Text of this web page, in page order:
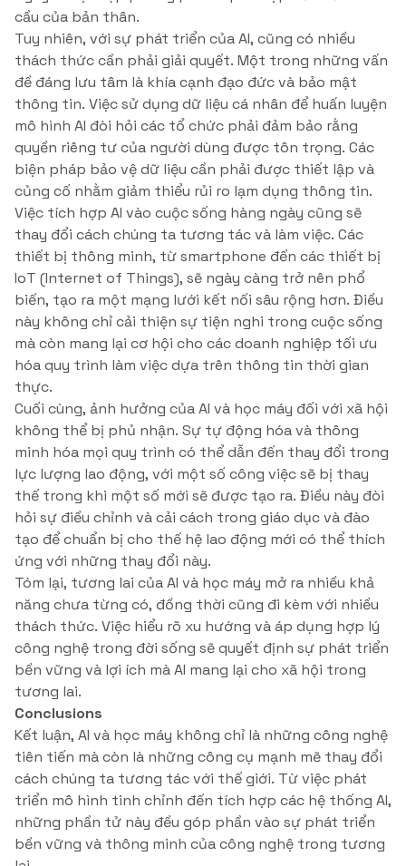
cầu của bản thân.
Tuy nhiên, với sự phát triển của AI, cũng có nhiều
thách thức cần phải giải quyết. Một trong những vấn
đề đáng lưu tâm là khía cạnh đạo đức và bảo mật
thông tin. Việc sử dụng dữ liệu cá nhân để huấn luyện
mô hình AI đòi hỏi các tổ chức phải đảm bảo rằng
quyền riêng tư của người dùng được tôn trọng. Các
biện pháp bảo vệ dữ liệu cần phải được thiết lập và
củng cố nhằm giảm thiểu rủi ro lạm dụng thông tin.
Việc tích hợp AI vào cuộc sống hàng ngày cũng sẽ
thay đổi cách chúng ta tương tác và làm việc. Các
thiết bị thông minh, từ smartphone đến các thiết bị
IoT (Internet of Things), sẽ ngày càng trở nên phổ
biến, tạo ra một mạng lưới kết nối sâu rộng hơn. Điều
này không chỉ cải thiện sự tiện nghi trong cuộc sống
mà còn mang lại cơ hội cho các doanh nghiệp tối ưu
hóa quy trình làm việc dựa trên thông tin thời gian
thực.
Cuối cùng, ảnh hưởng của AI và học máy đối với xã hội
không thể bị phủ nhận. Sự tự động hóa và thông
minh hóa mọi quy trình có thể dẫn đến thay đổi trong
lực lượng lao động, với một số công việc sẽ bị thay
thế trong khi một số mới sẽ được tạo ra. Điều này đòi
hỏi sự điều chỉnh và cải cách trong giáo dục và đào
tạo để chuẩn bị cho thế hệ lao động mới có thể thích
ứng với những thay đổi này.
Tóm lại, tương lai của AI và học máy mở ra nhiều khả
năng chưa từng có, đồng thời cũng đi kèm với nhiều
thách thức. Việc hiểu rõ xu hướng và áp dụng hợp lý
công nghệ trong đời sống sẽ quyết định sự phát triển
bền vững và lợi ích mà AI mang lại cho xã hội trong
tương lai.
Conclusions
Kết luận, AI và học máy không chỉ là những công nghệ
tiên tiến mà còn là những công cụ mạnh mẽ thay đổi
cách chúng ta tương tác với thế giới. Từ việc phát
triển mô hình tinh chỉnh đến tích hợp các hệ thống AI,
những phần tử này đều góp phần vào sự phát triển
bền vững và thông minh của công nghệ trong tương